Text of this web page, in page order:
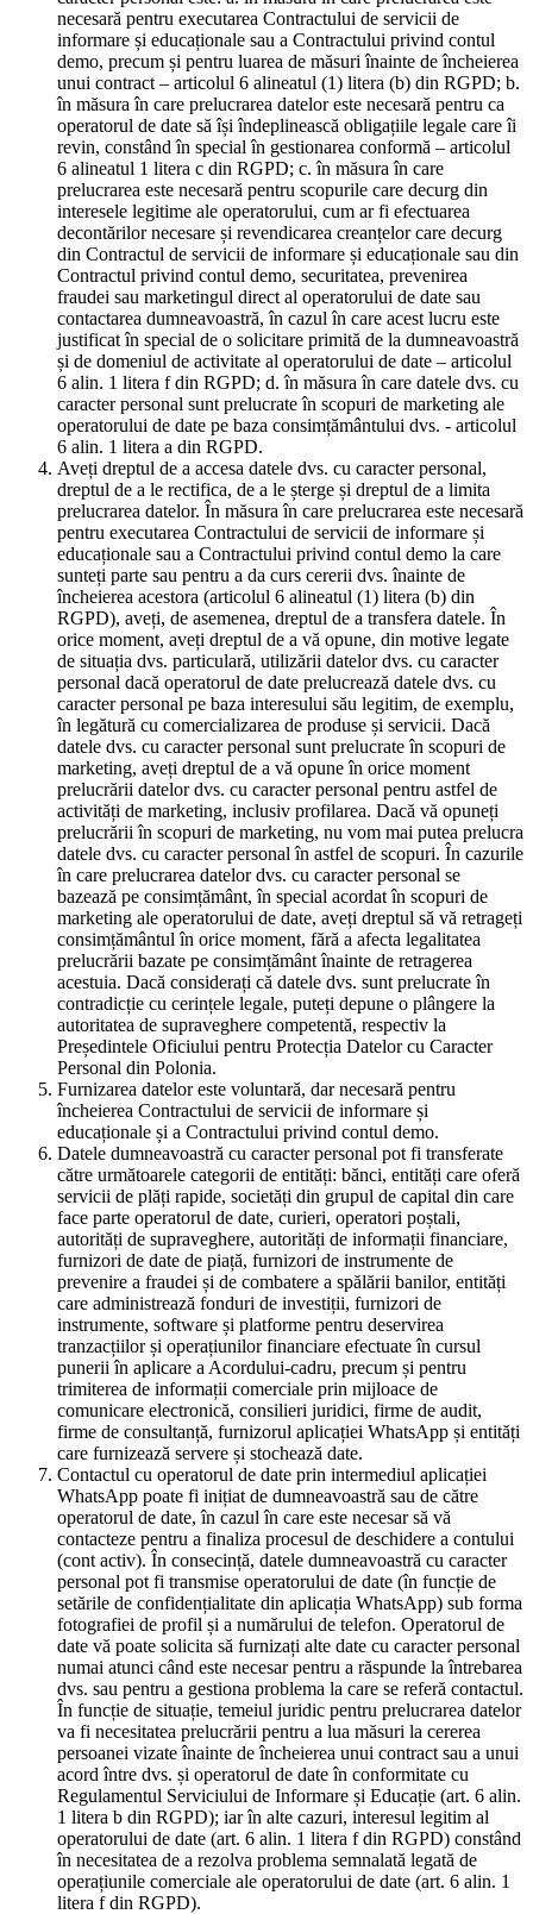
necesară pentru executarea Contractului de servicii de
informare și educaționale sau a Contractului privind contul
demo, precum și pentru luarea de măsuri înainte de încheierea
unui contract – articolul 6 alineatul (1) litera (b) din RGPD; b.
în măsura în care prelucrarea datelor este necesară pentru ca
operatorul de date să își îndeplinească obligațiile legale care îi
revin, constând în special în gestionarea conformă – articolul
6 alineatul 1 litera c din RGPD; c. în măsura în care
prelucrarea este necesară pentru scopurile care decurg din
interesele legitime ale operatorului, cum ar fi efectuarea
decontărilor necesare și revendicarea creanțelor care decurg
din Contractul de servicii de informare și educaționale sau din
Contractul privind contul demo, securitatea, prevenirea
fraudei sau marketingul direct al operatorului de date sau
contactarea dumneavoastră, în cazul în care acest lucru este
justificat în special de o solicitare primită de la dumneavoastră
și de domeniul de activitate al operatorului de date – articolul
6 alin. 1 litera f din RGPD; d. în măsura în care datele dvs. cu
caracter personal sunt prelucrate în scopuri de marketing ale
operatorului de date pe baza consimțământului dvs. - articolul
6 alin. 1 litera a din RGPD.
Aveți dreptul de a accesa datele dvs. cu caracter personal,
dreptul de a le rectifica, de a le șterge și dreptul de a limita
prelucrarea datelor. În măsura în care prelucrarea este necesară
pentru executarea Contractului de servicii de informare și
educaționale sau a Contractului privind contul demo la care
sunteți parte sau pentru a da curs cererii dvs. înainte de
încheierea acestora (articolul 6 alineatul (1) litera (b) din
RGPD), aveți, de asemenea, dreptul de a transfera datele. În
orice moment, aveți dreptul de a vă opune, din motive legate
de situația dvs. particulară, utilizării datelor dvs. cu caracter
personal dacă operatorul de date prelucrează datele dvs. cu
caracter personal pe baza interesului său legitim, de exemplu,
în legătură cu comercializarea de produse și servicii. Dacă
datele dvs. cu caracter personal sunt prelucrate în scopuri de
marketing, aveți dreptul de a vă opune în orice moment
prelucrării datelor dvs. cu caracter personal pentru astfel de
activități de marketing, inclusiv profilarea. Dacă vă opuneți
prelucrării în scopuri de marketing, nu vom mai putea prelucra
datele dvs. cu caracter personal în astfel de scopuri. În cazurile
în care prelucrarea datelor dvs. cu caracter personal se
bazează pe consimțământ, în special acordat în scopuri de
marketing ale operatorului de date, aveți dreptul să vă retrageți
consimțământul în orice moment, fără a afecta legalitatea
prelucrării bazate pe consimțământ înainte de retragerea
acestuia. Dacă considerați că datele dvs. sunt prelucrate în
contradicție cu cerințele legale, puteți depune o plângere la
autoritatea de supraveghere competentă, respectiv la
Președintele Oficiului pentru Protecția Datelor cu Caracter
Personal din Polonia.
Furnizarea datelor este voluntară, dar necesară pentru
încheierea Contractului de servicii de informare și
educaționale și a Contractului privind contul demo.
Datele dumneavoastră cu caracter personal pot fi transferate
către următoarele categorii de entități: bănci, entități care oferă
servicii de plăți rapide, societăți din grupul de capital din care
face parte operatorul de date, curieri, operatori poștali,
autorități de supraveghere, autorități de informații financiare,
furnizori de date de piață, furnizori de instrumente de
prevenire a fraudei și de combatere a spălării banilor, entități
care administrează fonduri de investiții, furnizori de
instrumente, software și platforme pentru deservirea
tranzacțiilor și operațiunilor financiare efectuate în cursul
punerii în aplicare a Acordului-cadru, precum și pentru
trimiterea de informații comerciale prin mijloace de
comunicare electronică, consilieri juridici, firme de audit,
firme de consultanță, furnizorul aplicației WhatsApp și entități
care furnizează servere și stochează date.
Contactul cu operatorul de date prin intermediul aplicației
WhatsApp poate fi inițiat de dumneavoastră sau de către
operatorul de date, în cazul în care este necesar să vă
contacteze pentru a finaliza procesul de deschidere a contului
(cont activ). În consecință, datele dumneavoastră cu caracter
personal pot fi transmise operatorului de date (în funcție de
setările de confidențialitate din aplicația WhatsApp) sub forma
fotografiei de profil și a numărului de telefon. Operatorul de
date vă poate solicita să furnizați alte date cu caracter personal
numai atunci când este necesar pentru a răspunde la întrebarea
dvs. sau pentru a gestiona problema la care se referă contactul.
În funcție de situație, temeiul juridic pentru prelucrarea datelor
va fi necesitatea prelucrării pentru a lua măsuri la cererea
persoanei vizate înainte de încheierea unui contract sau a unui
acord între dvs. și operatorul de date în conformitate cu
Regulamentul Serviciului de Informare și Educație (art. 6 alin.
1 litera b din RGPD); iar în alte cazuri, interesul legitim al
operatorului de date (art. 6 alin. 1 litera f din RGPD) constând
în necesitatea de a rezolva problema semnalată legată de
operațiunile comerciale ale operatorului de date (art. 6 alin. 1
litera f din RGPD).